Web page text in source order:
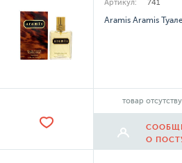
Артикул: 741
Aramis Aramis
товар
О